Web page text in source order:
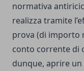
normativa
realizza tramite
prova (di importo
conto corrente di
dunque, aprire